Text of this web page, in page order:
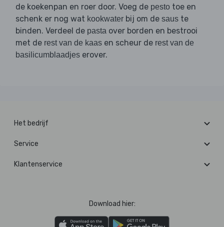
de koekenpan en roer door. Voeg de pesto toe en
schenk er nog wat kookwater bij om de saus te
binden. Verdeel de pasta over borden en bestrooi
met de rest van de kaas en scheur de rest van de
basilicumblaadjes erover.
Het bedrijf
Service
Klantenservice
Download hier: